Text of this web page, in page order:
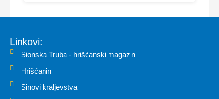
Linkovi:
Sionska Truba - hrišćanski magazin
Hrišćanin
Sinovi kraljevstva